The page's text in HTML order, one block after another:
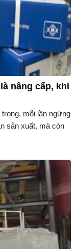
nâng cấp, khi
mỗi lần ngừng
sản xuất, mà còn